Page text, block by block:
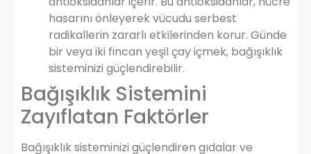
hasarını önleyerek vücudu serbest
radikallerin zararlı etkilerinden korur. Günde
bir veya iki fincan yeşil çay içmek, bağışıklık
sisteminizi güçlendirebilir.
Bağışıklık Sistemini
Zayıflatan Faktörler
Bağışıklık sisteminizi güçlendiren gıdalar ve